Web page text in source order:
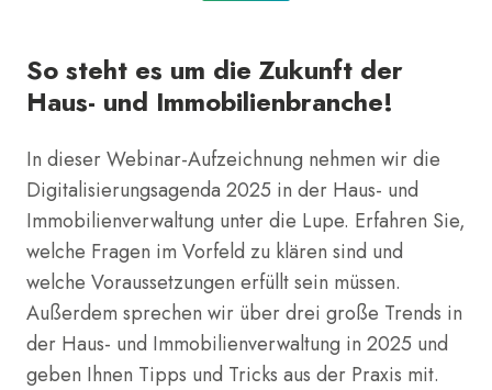
So steht es um die Zukunft der
Haus- und Immobilienbranche!
In dieser Webinar-Aufzeichnung nehmen wir die
Digitalisierungsagenda 2025 in der Haus- und
Immobilienverwaltung unter die Lupe. Erfahren Sie,
welche Fragen im Vorfeld zu klären sind und
welche Voraussetzungen erfüllt sein müssen.
Außerdem sprechen wir über drei große Trends in
der Haus- und Immobilienverwaltung in 2025 und
geben Ihnen Tipps und Tricks aus der Praxis mit.